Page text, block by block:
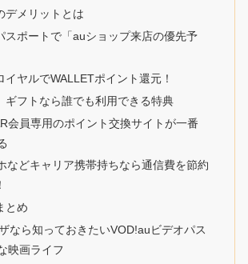
デメリットとは
スポートで「auショップ来店の優先予
イヤルでWALLETポイント還元！
フトなら誰でも利用できる特典
会員専用のポイント交換サイトが一番
などキャリア携帯持ちなら通信費を節約
とめ
なら知っておきたいVOD!auビデオパス
映画ライフ